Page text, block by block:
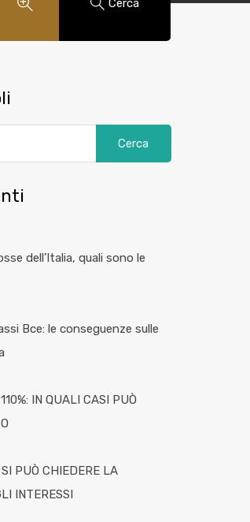
Cerca
dell’Italia, quali sono le
Bce: le conseguenze sulle
IN QUALI CASI PUÒ
PUÒ CHIEDERE LA
INTERESSI